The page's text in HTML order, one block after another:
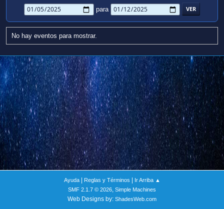
para
No hay eventos para mostrar.
Ayuda| Reglas y Términos
Ir Arriba ▲
SMF 2.1.7 © 2026, Simple Machines
Web Designs by: ShadesWeb.com